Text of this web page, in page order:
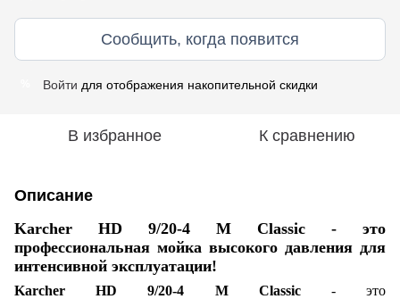
Сообщить, когда появится
Войти для отображения накопительной скидки
В избранное К сравнению
Описание
Karcher HD 9/20-4 M Classic - это
профессиональная мойка высокого давления для
интенсивной эксплуатации!
Karcher HD 9/20-4 M Classic- это